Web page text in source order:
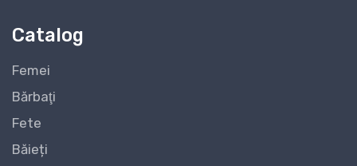
Catalog
Femei
Bărbaţi
Fete
Băieți